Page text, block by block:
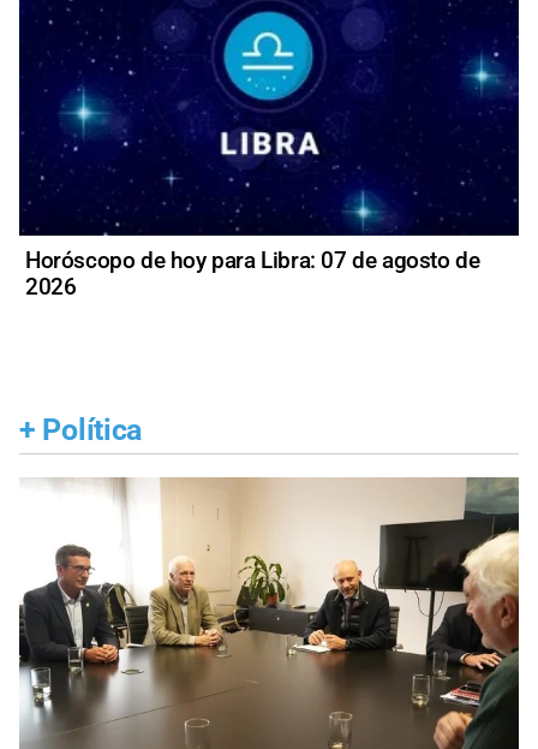
Horóscopo de hoy para Libra: 07 de agosto de
2026
+ Política